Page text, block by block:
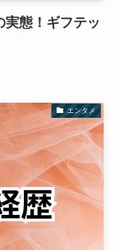
態！ギフテッ
エンタメ